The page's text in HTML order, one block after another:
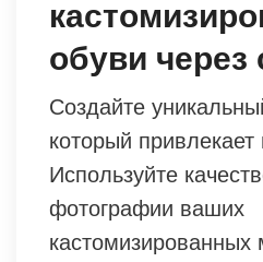
обуви через
Создайте
который
Используйте
фотографии ваших
кастомизированных